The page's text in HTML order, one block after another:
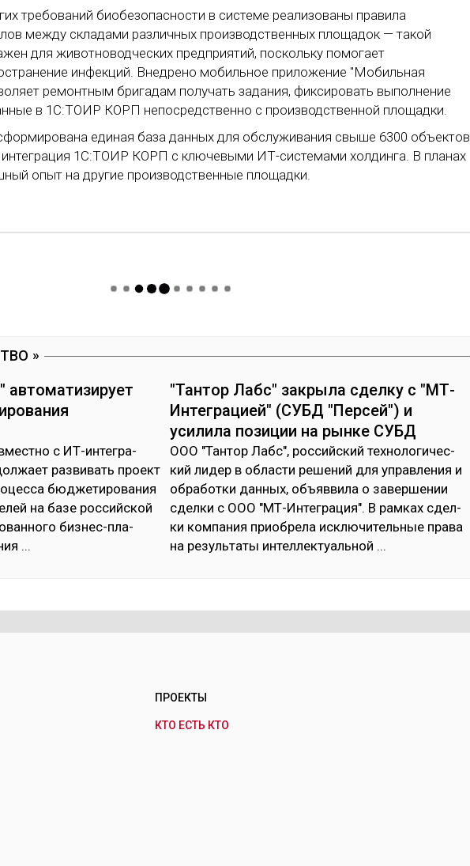
требований биобезопасности в системе реализованы правила
между складами различных производственных площадок — такой
для животноводческих предприятий, поскольку помогает
инфекций. Внедрено мобильное приложение "Мобильная
ремонтным бригадам получать задания, фиксировать выполнение
в 1С:ТОИР КОРП непосредственно с производственной площадки.
единая база данных для обслуживания свыше 6300 объектов
интеграция 1С:ТОИР КОРП с ключевыми ИТ-системами холдинга. В планах
опыт на другие производственные площадки.
автоматизирует
с ИТ-ин­тег­ра­
раз­ви­вать проект
бюд­же­тиро­вания
на ба­зе рос­сий­ской
биз­нес-пла­
...
"Тантор Лабс" закрыла сделку с "МТ-
Интеграцией" (СУБД "Персей") и
усилила позиции на рынке СУБД
ООО "Тан­тор Лабс", рос­сий­ский тех­но­логи­чес­
кий ли­дер в об­лас­ти ре­шений для уп­рав­ле­ния и
об­ра­бот­ки дан­ных, объ­яв­ви­ла о за­вер­ше­нии
сдел­ки с ООО "МТ-Ин­тег­ра­ция". В рам­ках сдел­
ки ком­па­ния приоб­ре­ла ис­клю­читель­ные пра­ва
на ре­зуль­та­ты ин­тел­лек­туаль­ной ...
ПРОЕКТЫ
КТО ЕСТЬ КТО